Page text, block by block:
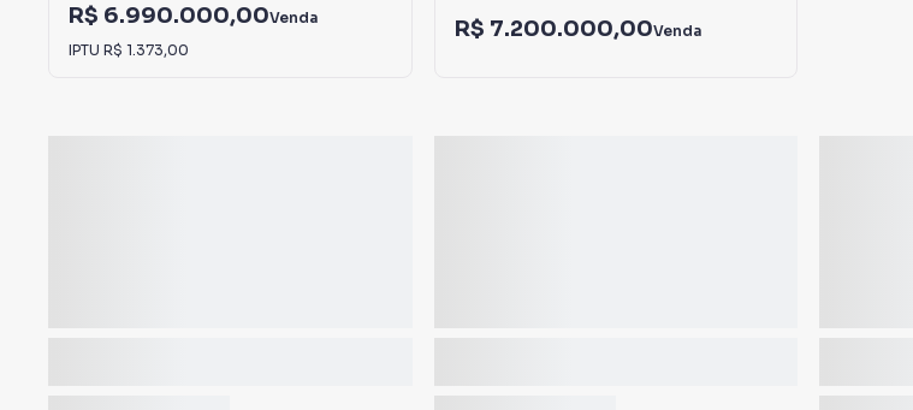
R$ 6.990.000,00Venda
IPTU R$ 1.373,00
R$ 7.200.000,00Venda